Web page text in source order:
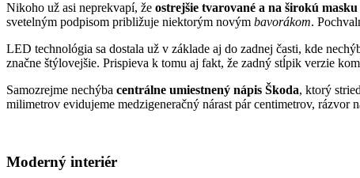
Nikoho už asi neprekvapí, že ostrejšie tvarované a na širokú masku
svetelným podpisom približuje niektorým novým bavorákom.
LED technológia sa dostala už v základe aj do zadnej časti, kde
značne štýlovejšie. Prispieva k tomu aj fakt, že zadný stĺpik verzie
Samozrejme nechýba centrálne umiestnený nápis Škoda, ktorý
milimetrov evidujeme medzigeneračný nárast pár centimetrov,
Moderný interiér